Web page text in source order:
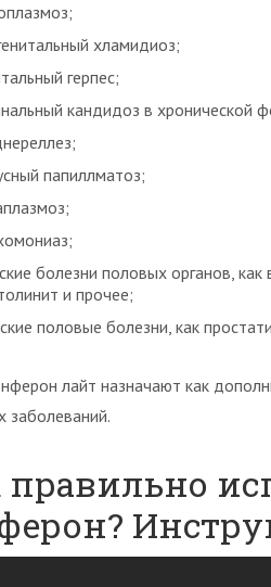
хламидиоз;
герпес;
кандидоз в хронической
папиллматоз;
болезни половых органов, как
и прочее;
половые болезни, как
лайт назначают как
заболеваний.
правильно